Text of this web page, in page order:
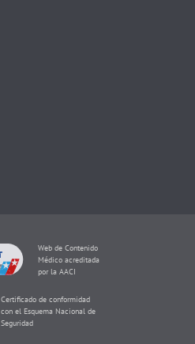
Web de Contenido
Médico acreditada
por la AACI
Certificado de conformidad
con el Esquema Nacional de
Seguridad